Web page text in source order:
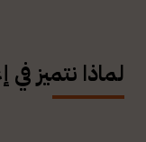
لماذا نتميز